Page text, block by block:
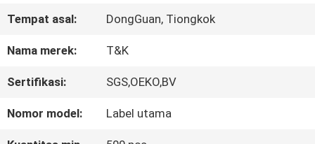
TENTANG
KITA
WISATA
Tempat asal: DongGuan, Tiongkok
Nama merek: T&K
Sertifikasi: SGS,OEKO,BV
Nomor model: Label utama